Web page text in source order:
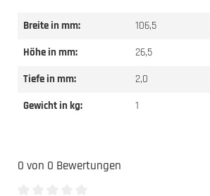
Breite in mm:
106,5
Höhe in mm:
26,5
Tiefe in mm:
2,0
Gewicht in kg:
1
0 von 0 Bewertungen